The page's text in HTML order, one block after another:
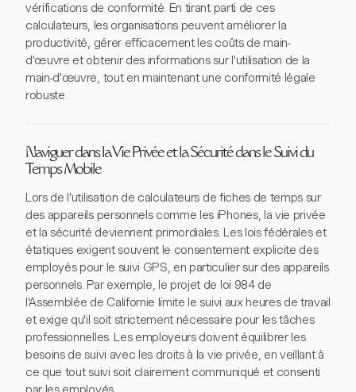
vérifications de conformité. En tirant parti de ces
calculateurs, les organisations peuvent améliorer la
productivité, gérer efficacement les coûts de main-
d'œuvre et obtenir des informations sur l'utilisation de la
main-d'œuvre, tout en maintenant une conformité légale
robuste.
Naviguer dans la Vie Privée et la Sécurité dans le Suivi du
Temps Mobile
Lors de l'utilisation de calculateurs de fiches de temps sur
des appareils personnels comme les iPhones, la vie privée
et la sécurité deviennent primordiales. Les lois fédérales et
étatiques exigent souvent le consentement explicite des
employés pour le suivi GPS, en particulier sur des appareils
personnels. Par exemple, le projet de loi 984 de
l'Assemblée de Californie limite le suivi aux heures de travail
et exige qu'il soit strictement nécessaire pour les tâches
professionnelles. Les employeurs doivent équilibrer les
besoins de suivi avec les droits à la vie privée, en veillant à
ce que tout suivi soit clairement communiqué et consenti